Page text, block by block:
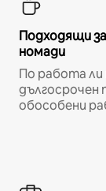
Подходящи
номади
По работа
дългосрочен
обособени